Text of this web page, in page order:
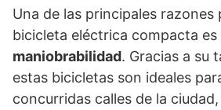
Una de las principales razones
bicicleta eléctrica compacta
maniobrabilidad. Gracias a su
estas bicicletas son ideales
concurridas calles de la